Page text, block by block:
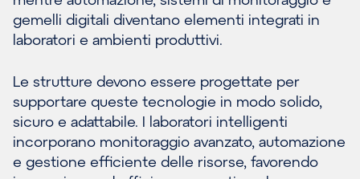
gemelli digitali diventano elementi integrati in
laboratori e ambienti produttivi.
Le strutture devono essere progettate per
supportare queste tecnologie in modo solido,
sicuro e adattabile. I laboratori intelligenti
incorporano monitoraggio avanzato, automazione
e gestione efficiente delle risorse, favorendo